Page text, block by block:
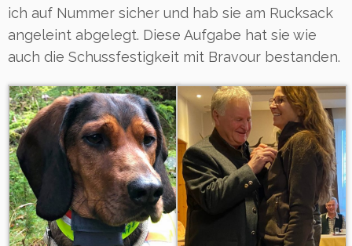
ich auf Nummer sicher und hab sie am Rucksack
angeleint abgelegt. Diese Aufgabe hat sie wie
auch die Schussfestigkeit mit Bravour bestanden.